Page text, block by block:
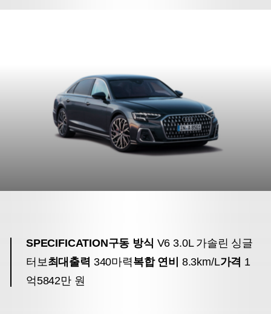
SPECIFICATION구동 방식 V6 3.0L 가솔린 싱글
터보최대출력 340마력복합 연비 8.3km/L가격 1
억5842만 원